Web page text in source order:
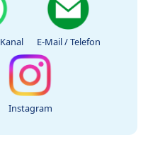
E-Mail / Telefon
Instagram